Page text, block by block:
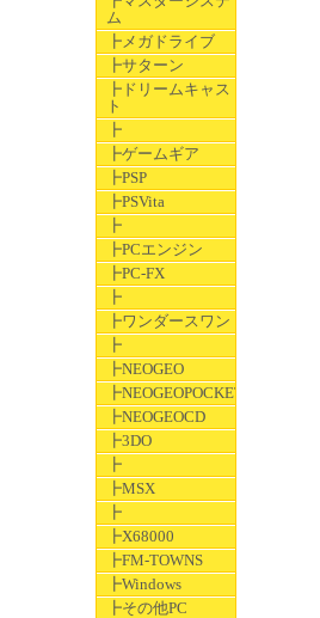
ム
┣メガドライブ
┣サターン
┣ドリームキャス
ト
┣
┣ゲームギア
┣PSP
┣PSVita
┣
┣PCエンジン
┣PC-FX
┣
┣ワンダースワン
┣
┣NEOGEO
┣NEOGEOPOCKET
┣NEOGEOCD
┣3DO
┣
┣MSX
┣
┣X68000
┣FM-TOWNS
┣Windows
┣その他PC